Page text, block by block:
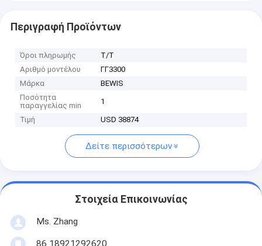
Περιγραφή Προϊόντων
Όροι πληρωμής
Τ/Τ
Αριθμό μοντέλου
ΓΓ3300
Μάρκα
BEWIS
Ποσότητα
παραγγελίας min
1
Τιμή USD 38874
Δείτε περισσότερων
Στοιχεία Επικοινωνίας
Ms. Zhang
86 18921292620